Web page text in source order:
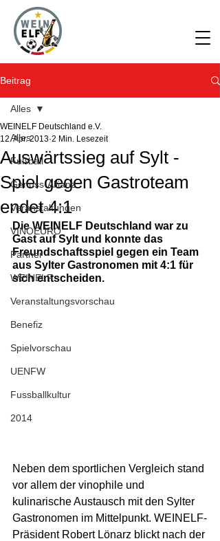
Beitrag
Alles
Fußball
Genuss-Allianz
Veranstaltungen
VINOEURO
Partner
WEINELF
Veranstaltungsvorschau
Benefiz
Spielvorschau
UENFW
Fussballkultur
2014
Alles
Auswärtssieg auf Sylt -
Spiel gegen Gastroteam
endet 4:1
WEINELF Deutschland e.V.
12. Apr. 2013 2 Min. Lesezeit
Die WEINELF Deutschland war zu
Gast auf Sylt und konnte das
Freundschaftsspiel gegen ein Team
aus Sylter Gastronomen mit 4:1 für
sich entscheiden.
Neben dem sportlichen Vergleich stand
vor allem der vinophile und
kulinarische Austausch mit den Sylter
Gastronomen im Mittelpunkt. WEINELF-
Präsident Robert Lönarz blickt nach der